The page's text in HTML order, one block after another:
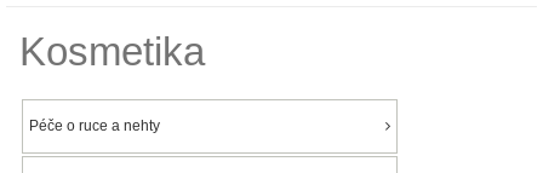
Kosmetika
Péče o ruce a nehty